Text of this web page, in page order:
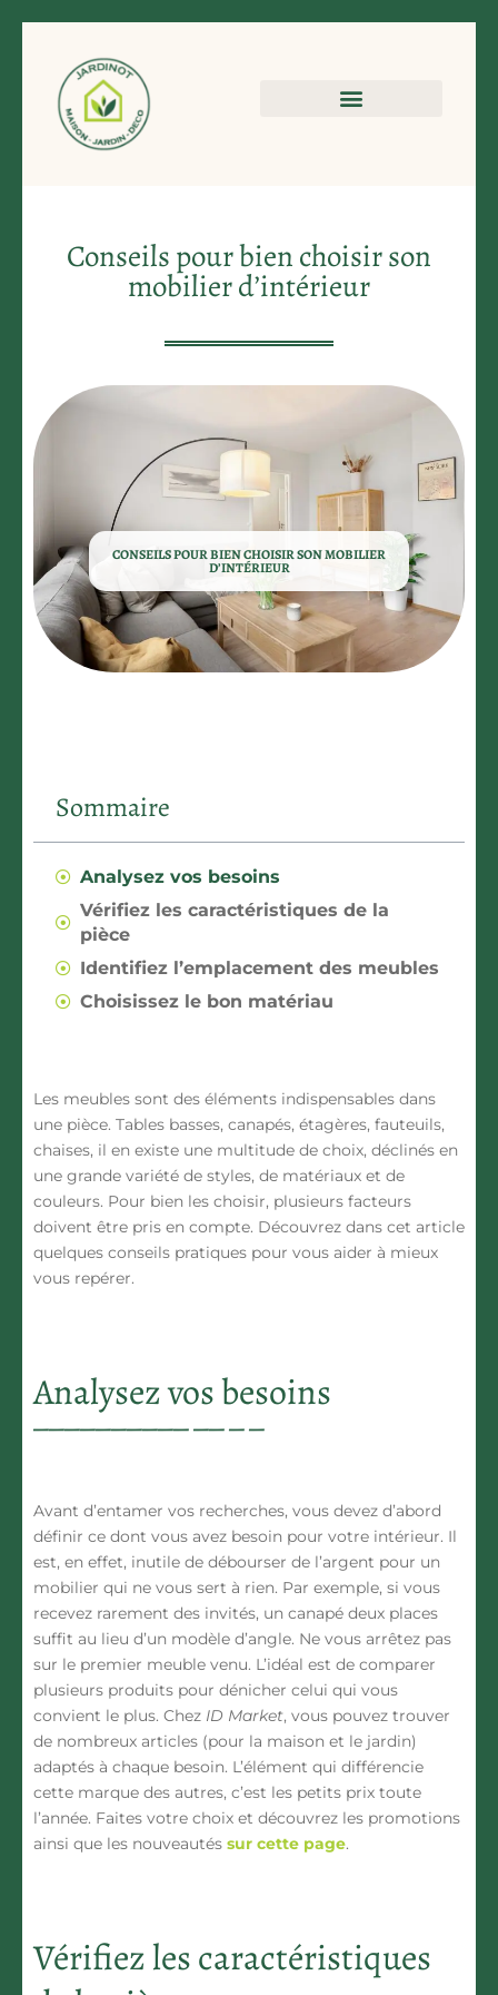
Conseils pour bien choisir son
mobilier d’intérieur
CONSEILS POUR BIEN CHOISIR SON MOBILIER
D’INTÉRIEUR
Sommaire
Analysez vos besoins
Vérifiez les caractéristiques de la
pièce
Identifiez l’emplacement des meubles
Choisissez le bon matériau
Les meubles sont des éléments indispensables dans
une pièce. Tables basses, canapés, étagères, fauteuils,
chaises, il en existe une multitude de choix, déclinés en
une grande variété de styles, de matériaux et de
couleurs. Pour bien les choisir, plusieurs facteurs
doivent être pris en compte. Découvrez dans cet article
quelques conseils pratiques pour vous aider à mieux
vous repérer.
Analysez vos besoins
Avant d’entamer vos recherches, vous devez d’abord
définir ce dont vous avez besoin pour votre intérieur. Il
est, en effet, inutile de débourser de l’argent pour un
mobilier qui ne vous sert à rien. Par exemple, si vous
recevez rarement des invités, un canapé deux places
suffit au lieu d’un modèle d’angle. Ne vous arrêtez pas
sur le premier meuble venu. L’idéal est de comparer
plusieurs produits pour dénicher celui qui vous
convient le plus. Chez ID Market, vous pouvez trouver
de nombreux articles (pour la maison et le jardin)
adaptés à chaque besoin. L’élément qui différencie
cette marque des autres, c’est les petits prix toute
l’année. Faites votre choix et découvrez les promotions
ainsi que les nouveautés sur cette page.
Vérifiez les caractéristiques